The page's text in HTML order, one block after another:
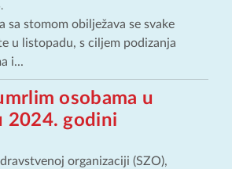
sa stomom obilježava se svake
u listopadu, s ciljem podizanja
i...
osobama u
2024. godini
organizaciji (SZO),